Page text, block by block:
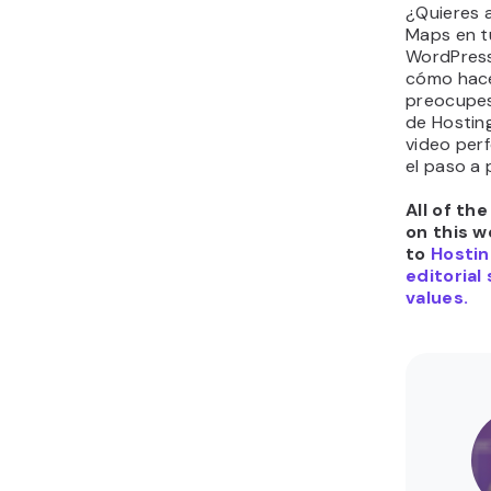
¿Quieres
Maps en
cómo
de
video
el paso a
All of
on this
to
editorial
values.